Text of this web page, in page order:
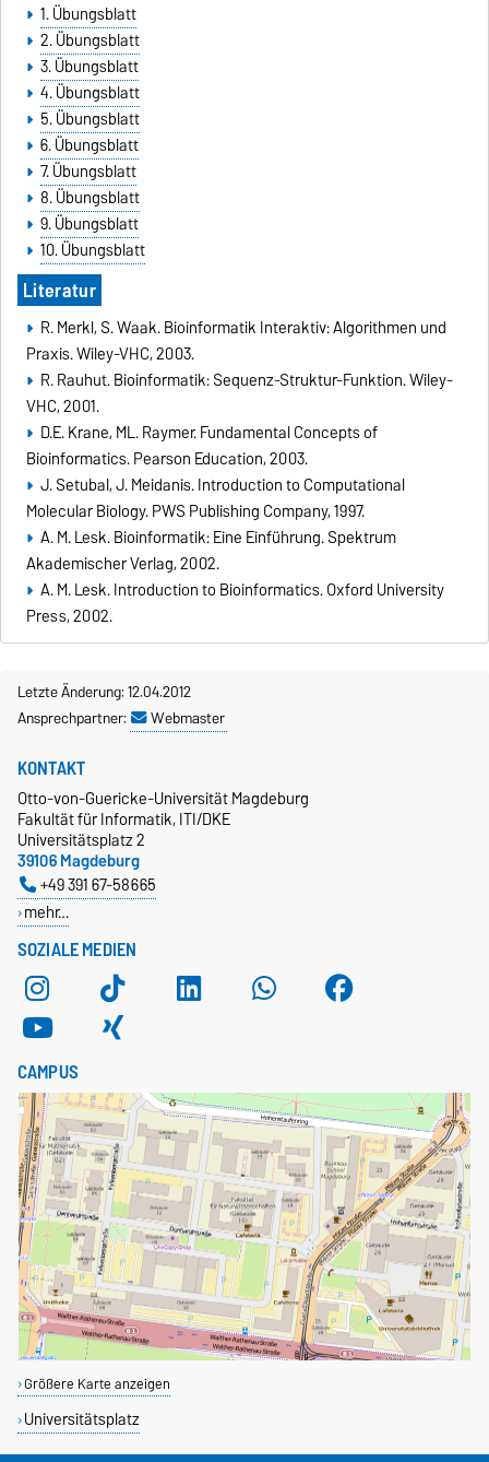
1. Übungsblatt
2. Übungsblatt
3. Übungsblatt
4. Übungsblatt
5. Übungsblatt
6. Übungsblatt
7. Übungsblatt
8. Übungsblatt
9. Übungsblatt
10. Übungsblatt
Literatur
R. Merkl, S. Waak. Bioinformatik Interaktiv: Algorithmen und
Praxis. Wiley-VHC, 2003.
R. Rauhut. Bioinformatik: Sequenz-Struktur-Funktion. Wiley-
VHC, 2001.
D.E. Krane, ML. Raymer. Fundamental Concepts of
Bioinformatics. Pearson Education, 2003.
J. Setubal, J. Meidanis. Introduction to Computational
Molecular Biology. PWS Publishing Company, 1997.
A. M. Lesk. Bioinformatik: Eine Einführung. Spektrum
Akademischer Verlag, 2002.
A. M. Lesk. Introduction to Bioinformatics. Oxford University
Press, 2002.
Letzte Änderung: 12.04.2012
Ansprechpartner:
Webmaster
SOZIALE MEDIEN
KONTAKT
Otto-von-Guericke-Universität Magdeburg
Fakultät für Informatik, ITI/DKE
Universitätsplatz 2
39106 Magdeburg
+49 391 67-58665
mehr…
CAMPUS
Größere Karte anzeigen
Universitätsplatz